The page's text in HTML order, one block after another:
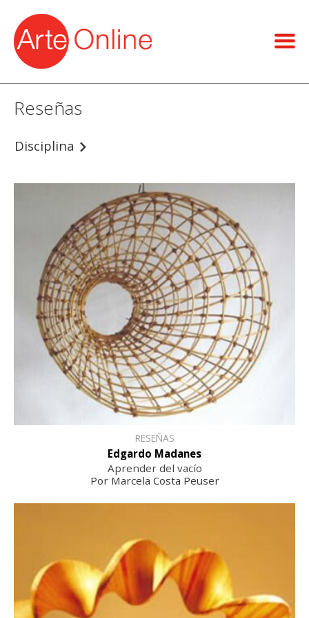
Reseñas
Disciplina
RESEÑAS
Edgardo Madanes
Aprender del vacío
Por Marcela Costa Peuser